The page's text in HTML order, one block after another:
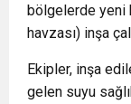
bölgelerde yeni
havzası) inşa
Ekipler, inşa
gelen suyu